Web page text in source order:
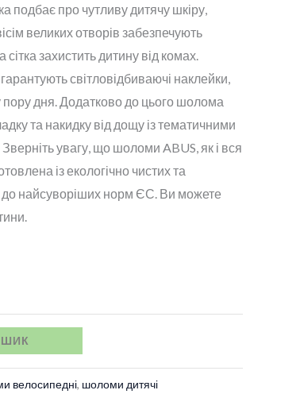
подбає про чутливу дитячу шкіру,
великих отворів забезпечують
захистить дитину від комах.
світловідбиваючі наклейки,
пору дня. Додатково до цього шолома
та накидку від дощу із тематичними
увагу, що шоломи ABUS, як і вся
із екологічно чистих та
до найсуворіших норм ЄС. Ви можете
велосипедні, шоломи дитячі